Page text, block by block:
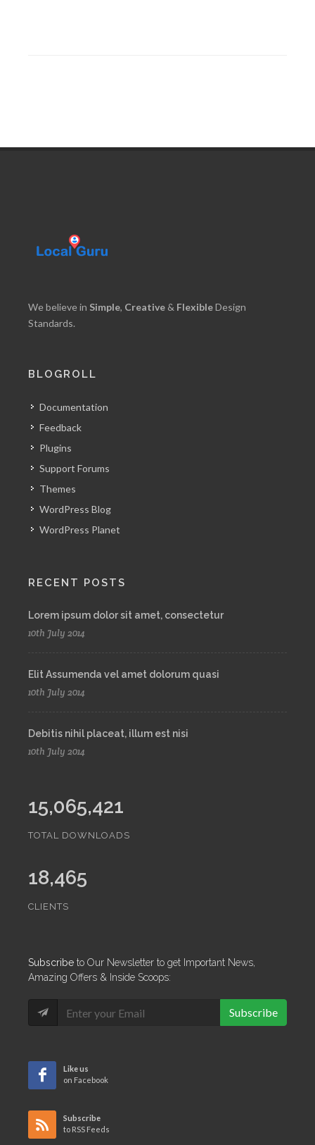
We believe in Simple, Creative & FlexibleDesign
Standards.
BLOGROLL
Documentation
Feedback
Plugins
Support Forums
Themes
WordPress Blog
WordPress Planet
RECENT POSTS
Lorem ipsum dolor sit amet, consectetur
10th July 2014
Elit Assumenda vel amet dolorum quasi
10th July 2014
Debitis nihil placeat, illum est nisi
10th July 2014
15,065,421
TOTAL DOWNLOADS
18,465
CLIENTS
Subscribe to Our Newsletter to get Important News,
Amazing Offers & Inside Scoops:
Subscribe
Like us
on Facebook
Subscribe
to RSS Feeds